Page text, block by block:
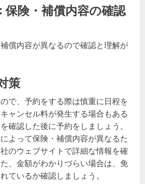
険・補償内容の確認
償内容が異なるので確認と理解が
策
で、予約をする際は慎重に日程を
ャンセル料が発生する場合もある
確認した後に予約をしましょう。
よって保険・補償内容が異なるた
のウェブサイトで詳細な情報を確
、金額がわかりづらい場合は、免
ているか確認しましょう。